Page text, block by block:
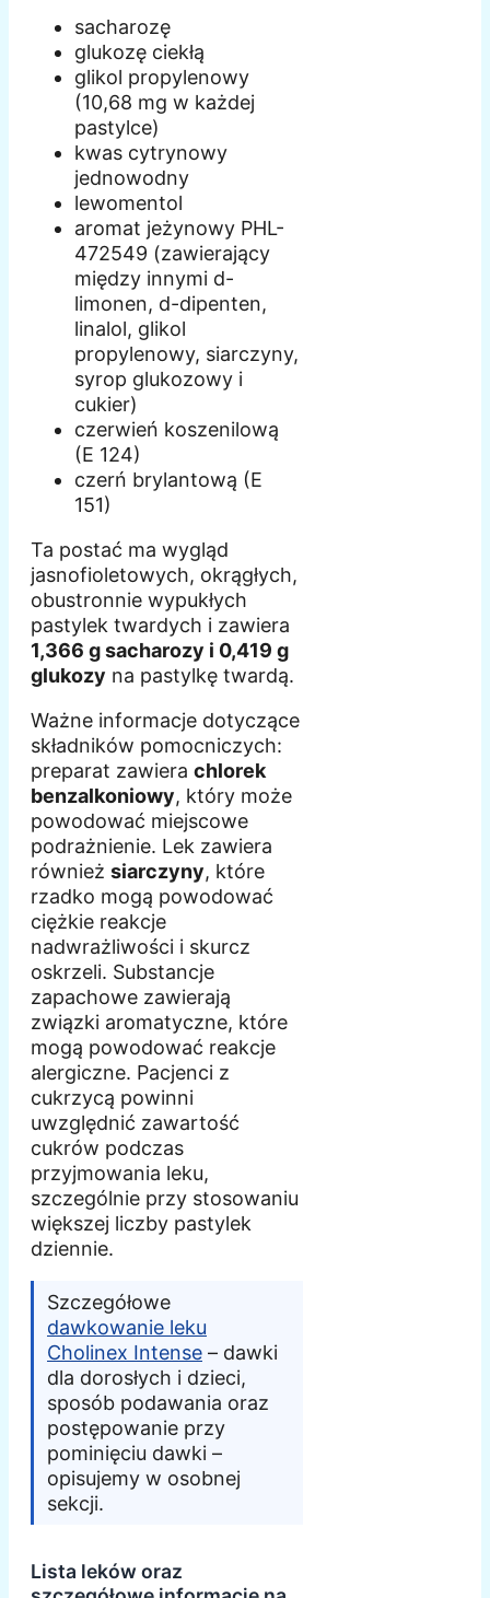
sacharozę
glukozę ciekłą
glikol propylenowy
(10,68 mg w każdej
pastylce)
kwas cytrynowy
jednowodny
lewomentol
aromat jeżynowy PHL-
472549 (zawierający
między innymi d-
limonen, d-dipenten,
linalol, glikol
propylenowy, siarczyny,
syrop glukozowy i
cukier)
czerwień koszenilową
(E 124)
czerń brylantową (E
151)
Ta postać ma wygląd
jasnofioletowych, okrągłych,
obustronnie wypukłych
pastylek twardych i zawiera
1,366 g sacharozy i 0,419 g
glukozy na pastylkę twardą.
Ważne informacje dotyczące
składników pomocniczych:
preparat zawiera chlorek
benzalkoniowy, który może
powodować miejscowe
podrażnienie. Lek zawiera
również siarczyny, które
rzadko mogą powodować
ciężkie reakcje
nadwrażliwości i skurcz
oskrzeli. Substancje
zapachowe zawierają
związki aromatyczne, które
mogą powodować reakcje
alergiczne. Pacjenci z
cukrzycą powinni
uwzględnić zawartość
cukrów podczas
przyjmowania leku,
szczególnie przy stosowaniu
większej liczby pastylek
dziennie.
Szczegółowe
dawkowanie leku
Cholinex Intense – dawki
dla dorosłych i dzieci,
sposób podawania oraz
postępowanie przy
pominięciu dawki –
opisujemy w osobnej
sekcji.
Lista leków oraz